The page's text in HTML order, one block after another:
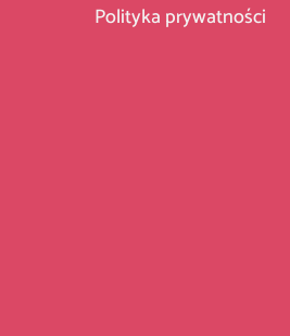
Polityka prywatności